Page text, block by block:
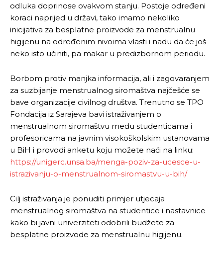
odluka doprinose ovakvom stanju. Postoje određeni
koraci naprijed u državi, tako imamo nekoliko
inicijativa za besplatne proizvode za menstrualnu
higijenu na određenim nivoima vlasti i nadu da će još
neko isto učiniti, pa makar u predizbornom periodu.
Borbom protiv manjka informacija, ali i zagovaranjem
za suzbijanje menstrualnog siromaštva najčešće se
bave organizacije civilnog društva. Trenutno se TPO
Fondacija iz Sarajeva bavi istraživanjem o
menstrualnom siromaštvu među studenticama i
profesoricama na javnim visokoškolskim ustanovama
u BiH i provodi anketu koju možete naći na linku:
https://unigerc.unsa.ba/menga-poziv-za-ucesce-u-
istrazivanju-o-menstrualnom-siromastvu-u-bih/
Cilj istraživanja je ponuditi primjer utjecaja
menstrualnog siromaštva na studentice i nastavnice
kako bi javni univerziteti odobrili budžete za
besplatne proizvode za menstrualnu higijenu.